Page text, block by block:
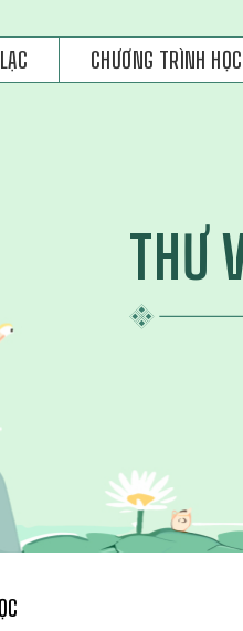
CHƯƠNG TRÌNH HỌC
THƯ